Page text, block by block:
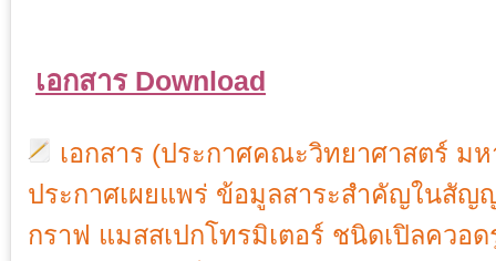
เอกสาร Download
เอกสาร (ประกาศคณะวิทยาศาสตร์ มห
ประกาศเผยแพร่ ข้อมูลสาระสำคัญในสัญ
กราฟ แมสสเปกโทรมิเตอร์ ชนิดเปิลควอ